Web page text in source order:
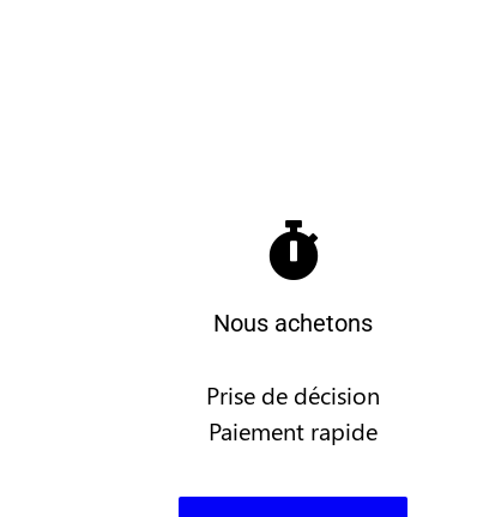
Nous achetons
Prise de décision
Paiement rapide